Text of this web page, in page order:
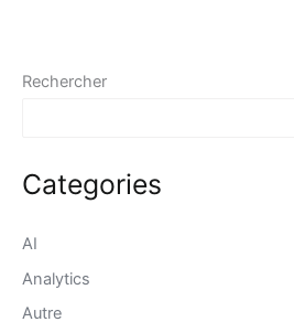
Rechercher
Categories
AI
Analytics
Autre